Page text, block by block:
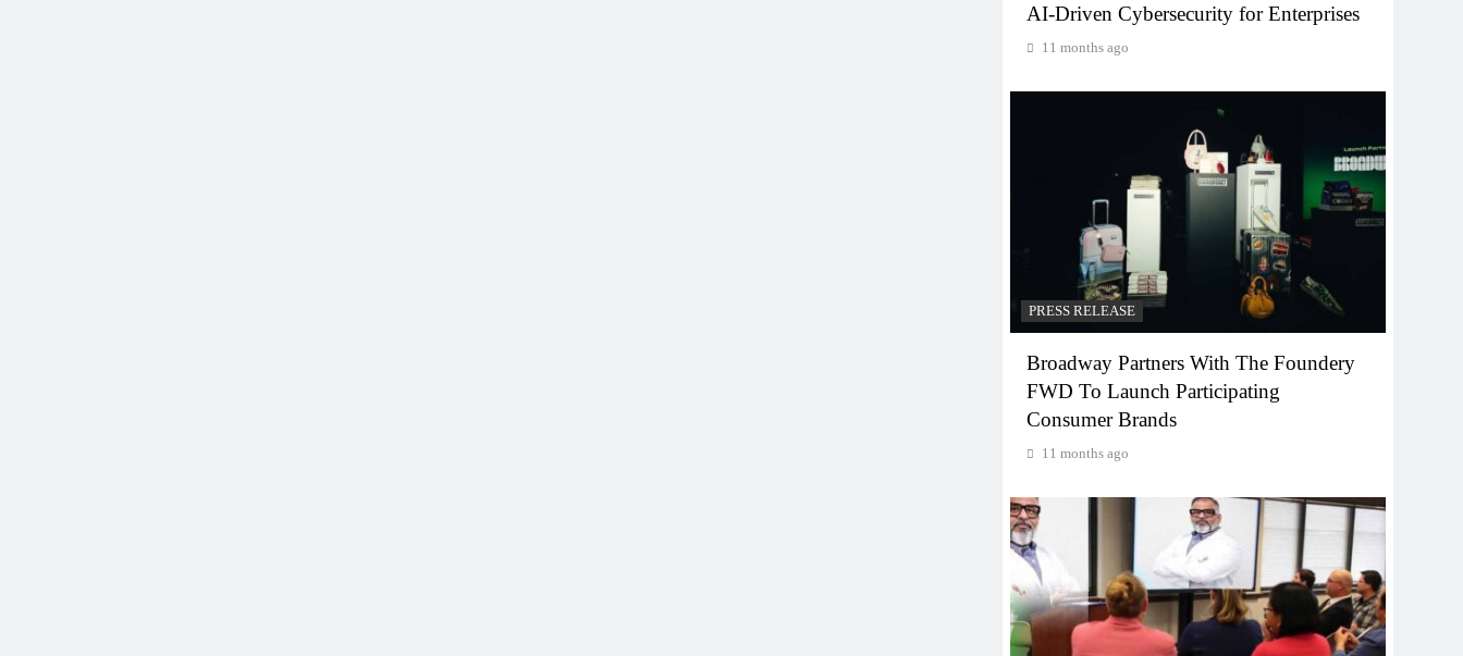
AI-Driven Cybersecurity for Enterprises
11 months ago
PRESS RELEASE
Broadway Partners With The Foundery
FWD To Launch Participating
Consumer Brands
11 months ago